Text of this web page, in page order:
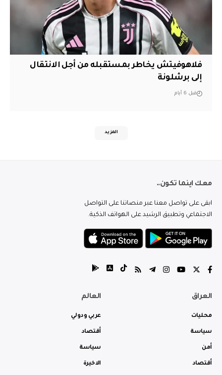
فلاهوفيتش يخاطر بمستقبله من أجل الانتقال
إلى برشلونة
قبل 6 أيام
المزيد
معك اينما تكون..
ابقى على تواصل معنا عبر منصاتنا على التواصل
الاجتماعي وتطبيق الرشيد على الهواتف الذكية.
العراق
محليات
سياسة
أمن
أقتصاد
العالم
عربي ودولي
أقتصاد
سياسة
الاخيرة